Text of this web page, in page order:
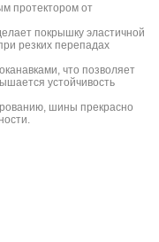
протектором от
покрышку эластичной
резких перепадах
что позволяет
устойчивость
шины прекрасно